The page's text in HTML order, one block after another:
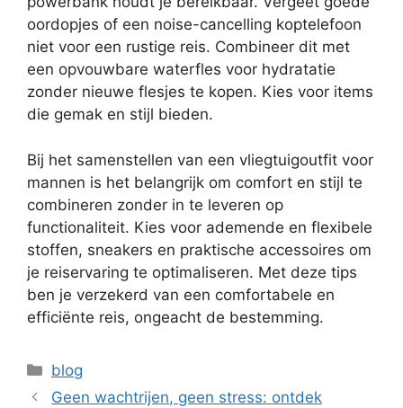
oordopjes of een noise-cancelling koptelefoon
niet voor een rustige reis. Combineer dit met
een opvouwbare waterfles voor hydratatie
zonder nieuwe flesjes te kopen. Kies voor items
die gemak en stijl bieden.
Bij het samenstellen van een vliegtuigoutfit voor
mannen is het belangrijk om comfort en stijl te
combineren zonder in te leveren op
functionaliteit. Kies voor ademende en flexibele
stoffen, sneakers en praktische accessoires om
je reiservaring te optimaliseren. Met deze tips
ben je verzekerd van een comfortabele en
efficiënte reis, ongeacht de bestemming.
Categorieën
blog
Geen wachtrijen, geen stress: ontdek